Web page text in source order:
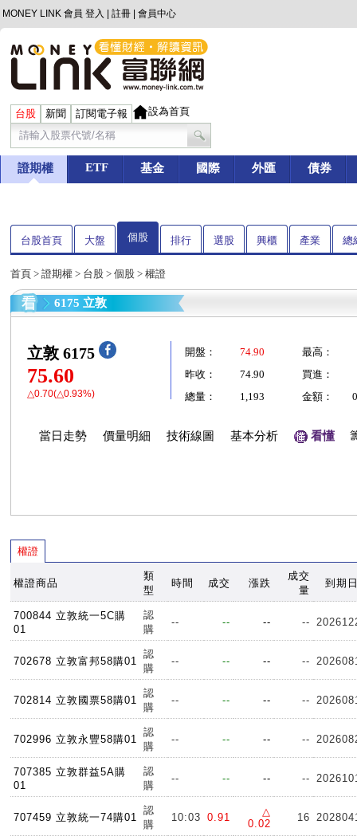
MONEY LINK 會員 登入 註冊 會員中心
台股 新聞 訂閱電子報 設為首頁
證期權 ETF 基金 國際 外匯 債券
台股首頁 大盤 個股 排行 選股 興櫃 產業 總
首頁 > 證期權 > 台股 > 個股 > 權證
6175 立敦
立敦 6175
75.60
△0.70(△0.93%)
開盤： 74.90
最高：
昨收：
74.90
買進：
總量：
1,193 金額：
當日走勢 價量明細 技術線圖 基本分析 看懂
權證
權證商品
類
型
時間 成交 漲跌
成交
量
到期
700844 立敦統一5C購
01
認
購
-- -- -- --
702678 立敦富邦58購01
認
購
-- -- -- --
702814 立敦國票58購01
認
購
-- -- -- --
702996 立敦永豐58購01
認
購
-- -- -- --
707385 立敦群益5A購
01
認
購
-- -- -- --
707459 立敦統一74購01
認
購
10:03 0.91
△
0.02
16